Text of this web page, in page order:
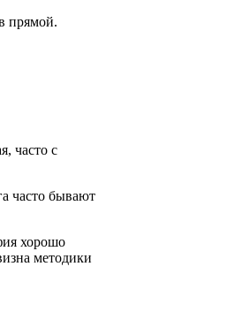
прямой.
часто с
часто бывают
хорошо
методики